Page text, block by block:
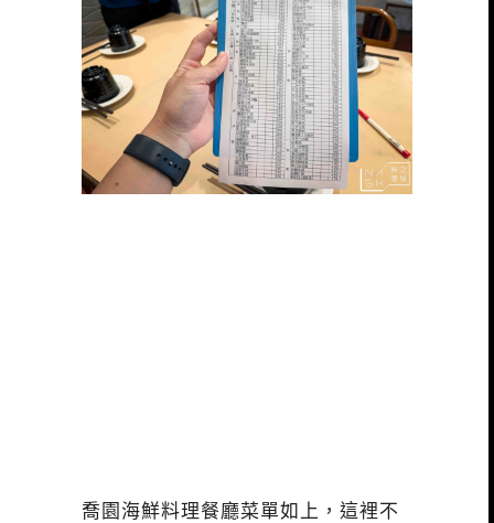
喬園海鮮料理餐廳菜單如上，這裡不